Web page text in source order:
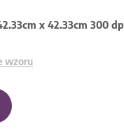
x 42.33cm 300
wzoru